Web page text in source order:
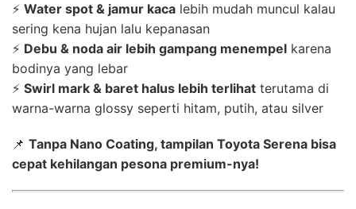
⚡ Water spot & jamur kaca lebih mudah muncul kalau
sering kena hujan lalu kepanasan
⚡ Debu & noda air lebih gampang menempel karena
bodinya yang lebar
⚡ Swirl mark & baret halus lebih terlihat terutama di
warna-warna glossy seperti hitam, putih, atau silver
📌 Tanpa Nano Coating, tampilan Toyota Serena bisa
cepat kehilangan pesona premium-nya!